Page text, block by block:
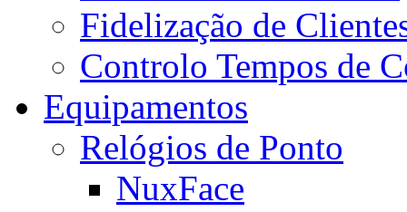
Fidelização de
Controlo Tempos de
Equipamentos
Relógios de Ponto
NuxFace